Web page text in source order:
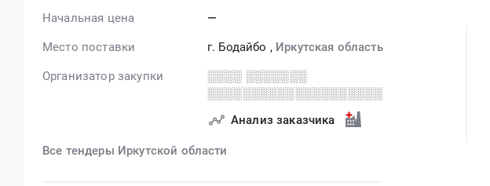
Начальная цена —
Место поставки г. Бодайбо , Иркутская область
Организатор закупки
░░░░ ░░░░░░░
░░░░░░░░░░░░░░░░░░░░
Анализ заказчика
Все тендеры Иркутской области